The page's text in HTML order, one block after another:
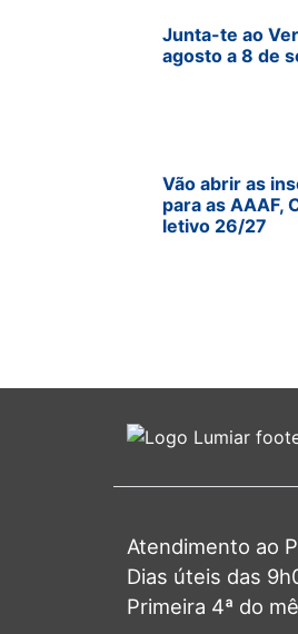
Junta-te ao
agosto a 8 de
Vão abrir as
para as AAAF,
letivo 26/27
Atendimento ao
Dias úteis das
Primeira 4ª do